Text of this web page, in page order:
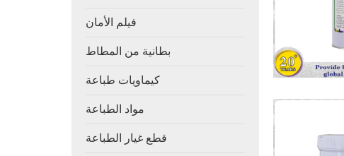
فيلم الأمان
بطانية من المطاط
كيماويات طباعة
مواد الطباعة
قطع غيار الطباعة